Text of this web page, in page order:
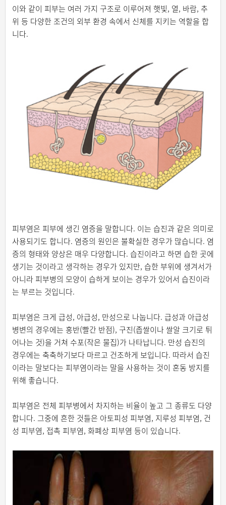
이와 같이 피부는 여러 가지 구조로 이루어져 햇빛, 열, 바람, 추
위 등 다양한 조건의 외부 환경 속에서 신체를 지키는 역할을 합
니다.
피부염은 피부에 생긴 염증을 말합니다. 이는 습진과 같은 의미로
사용되기도 합니다. 염증의 원인은 불확실한 경우가 많습니다. 염
증의 형태와 양상은 매우 다양합니다. 습진이라고 하면 습한 곳에
생기는 것이라고 생각하는 경우가 있지만, 습한 부위에 생겨서가
아니라 피부병의 모양이 습하게 보이는 경우가 있어서 습진이라
는 부르는 것입니다.
피부염은 크게 급성, 아급성, 만성으로 나눕니다. 급성과 아급성
병변의 경우에는 홍반(빨간 반점), 구진(좁쌀이나 쌀알 크기로 튀
어나는 것)을 거쳐 수포(작은 물집)가 나타납니다. 만성 습진의
경우에는 축축하기보다 마르고 건조하게 보입니다. 따라서 습진
이라는 말보다는 피부염이라는 말을 사용하는 것이 혼동 방지를
위해 좋습니다.
피부염은 전체 피부병에서 차지하는 비율이 높고 그 종류도 다양
합니다. 그중에 흔한 것들은 아토피성 피부염, 지루성 피부염, 건
성 피부염, 접촉 피부염, 화폐상 피부염 등이 있습니다.